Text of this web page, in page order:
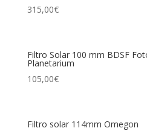
315,00€
Filtro Solar 100 mm BDSF
Planetarium
105,00€
Filtro solar 114mm Omegon